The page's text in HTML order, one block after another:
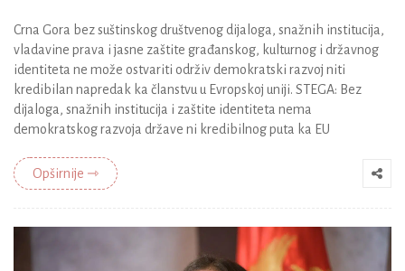
Crna Gora bez suštinskog društvenog dijaloga, snažnih institucija,
vladavine prava i jasne zaštite građanskog, kulturnog i državnog
identiteta ne može ostvariti održiv demokratski razvoj niti
kredibilan napredak ka članstvu u Evropskoj uniji. STEGA: Bez
dijaloga, snažnih institucija i zaštite identiteta nema
demokratskog razvoja države ni kredibilnog puta ka EU
Opširnije ⇾